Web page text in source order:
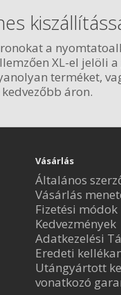
a
XL-el jelöli
terméket,
áron.
Vásárlás
Általános
Vásárlás
Fizetési módok
Kedvezmények
Adatkezelési
Eredeti
Utángyártott
vonatkozó